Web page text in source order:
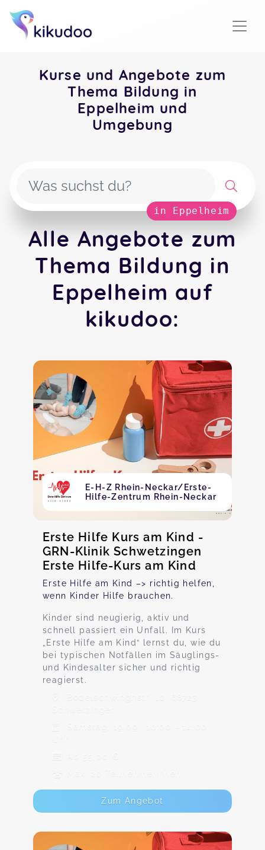
Kurse und Angebote zum
Thema Bildung in
Eppelheim und
Umgebung
in Eppelheim
Alle Angebote zum
Thema Bildung in
Eppelheim auf
kikudoo:
E-H-Z Rhein-Neckar/Erste-
Hilfe-Zentrum Rhein-Neckar
Erste Hilfe Kurs am Kind -
GRN-Klinik Schwetzingen
Erste Hilfe-Kurs am Kind
Erste Hilfe am Kind –> richtig helfen,
wenn Kinder Hilfe brauchen.
Kinder sind neugierig, aktiv und
schnell passiert ein Unfall. Im Kurs
„Erste Hilfe am Kind“ lernst du, wie du
bei typischen Notfällen im Säuglings-
und Kindesalter sicher und richtig
reagierst.
Bodelschwinghstr. 10, 68723
Schwetzingen
Samstag, 19.09., 10:00 - 14:00
Ab 55,00 €
Max. 20 TeilnehmerInnen
Zum Angebot